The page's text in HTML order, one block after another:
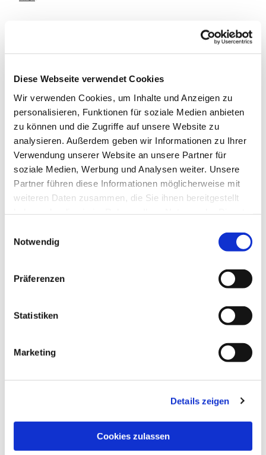
Diese Webseite verwendet Cookies
Wir verwenden Cookies, um Inhalte und Anzeigen zu
personalisieren, Funktionen für soziale Medien anbieten
zu können und die Zugriffe auf unsere Website zu
analysieren. Außerdem geben wir Informationen zu Ihrer
Verwendung unserer Website an unsere Partner für
soziale Medien, Werbung und Analysen weiter. Unsere
Partner führen diese Informationen möglicherweise mit
weiteren Daten zusammen, die Sie ihnen bereitgestellt
Notwendig
Präferenzen
Statistiken
Marketing
Details zeigen
Cookies zulassen